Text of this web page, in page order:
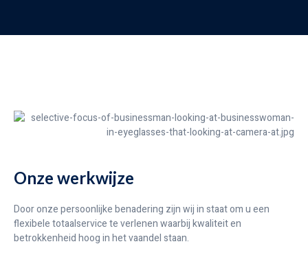
Onze werkwijze
Door onze persoonlijke benadering zijn wij in staat om u een
flexibele totaalservice te verlenen waarbij kwaliteit en
betrokkenheid hoog in het vaandel staan.